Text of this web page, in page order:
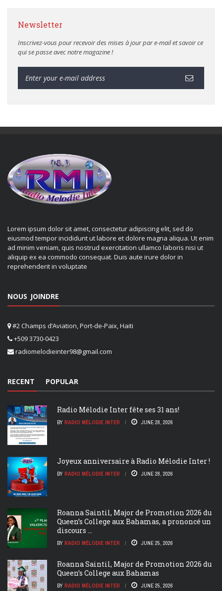
Newsletter
Inscrivez-vous pour recevoir des mises à jour par e-mail et savoir ce
qui se passe avec notre magazine !
Lorem ipsum dolor sit amet, consectetur adipiscing elit, sed do
eiusmod tempor incididunt ut labore et dolore magna aliqua. Ut enim
ad minim veniam, quis nostrud exercitation ullamco laboris nisi ut
aliquip ex ea commodo consequat. Duis aute irure dolor in
reprehenderit in voluptate
NOUS JOINDRE
#2 Champs d’Aviation, Port-de-Paix, Haiti
+509 3730-0423
radiomelodieinter98@gmail.com
RECENT POPULAR
Radio Mélodie Inter fête ses 31 ans!
BY RADIO MÉLODIE INTER JUNE 28, 2026
Joyeux anniversaire à Radio Mélodie Inter !
BY RADIO MÉLODIE INTER JUNE 28, 2026
Roanna Saintil, Major de Promotion 2026 du
Queen’s College aux Bahamas, a prononcé un
discours ...
BY RADIO MÉLODIE INTER JUNE 25, 2026
Roanna Saintil, Major de Promotion 2026 du
Queen’s College aux Bahamas
BY RADIO MÉLODIE INTER JUNE 25, 2026